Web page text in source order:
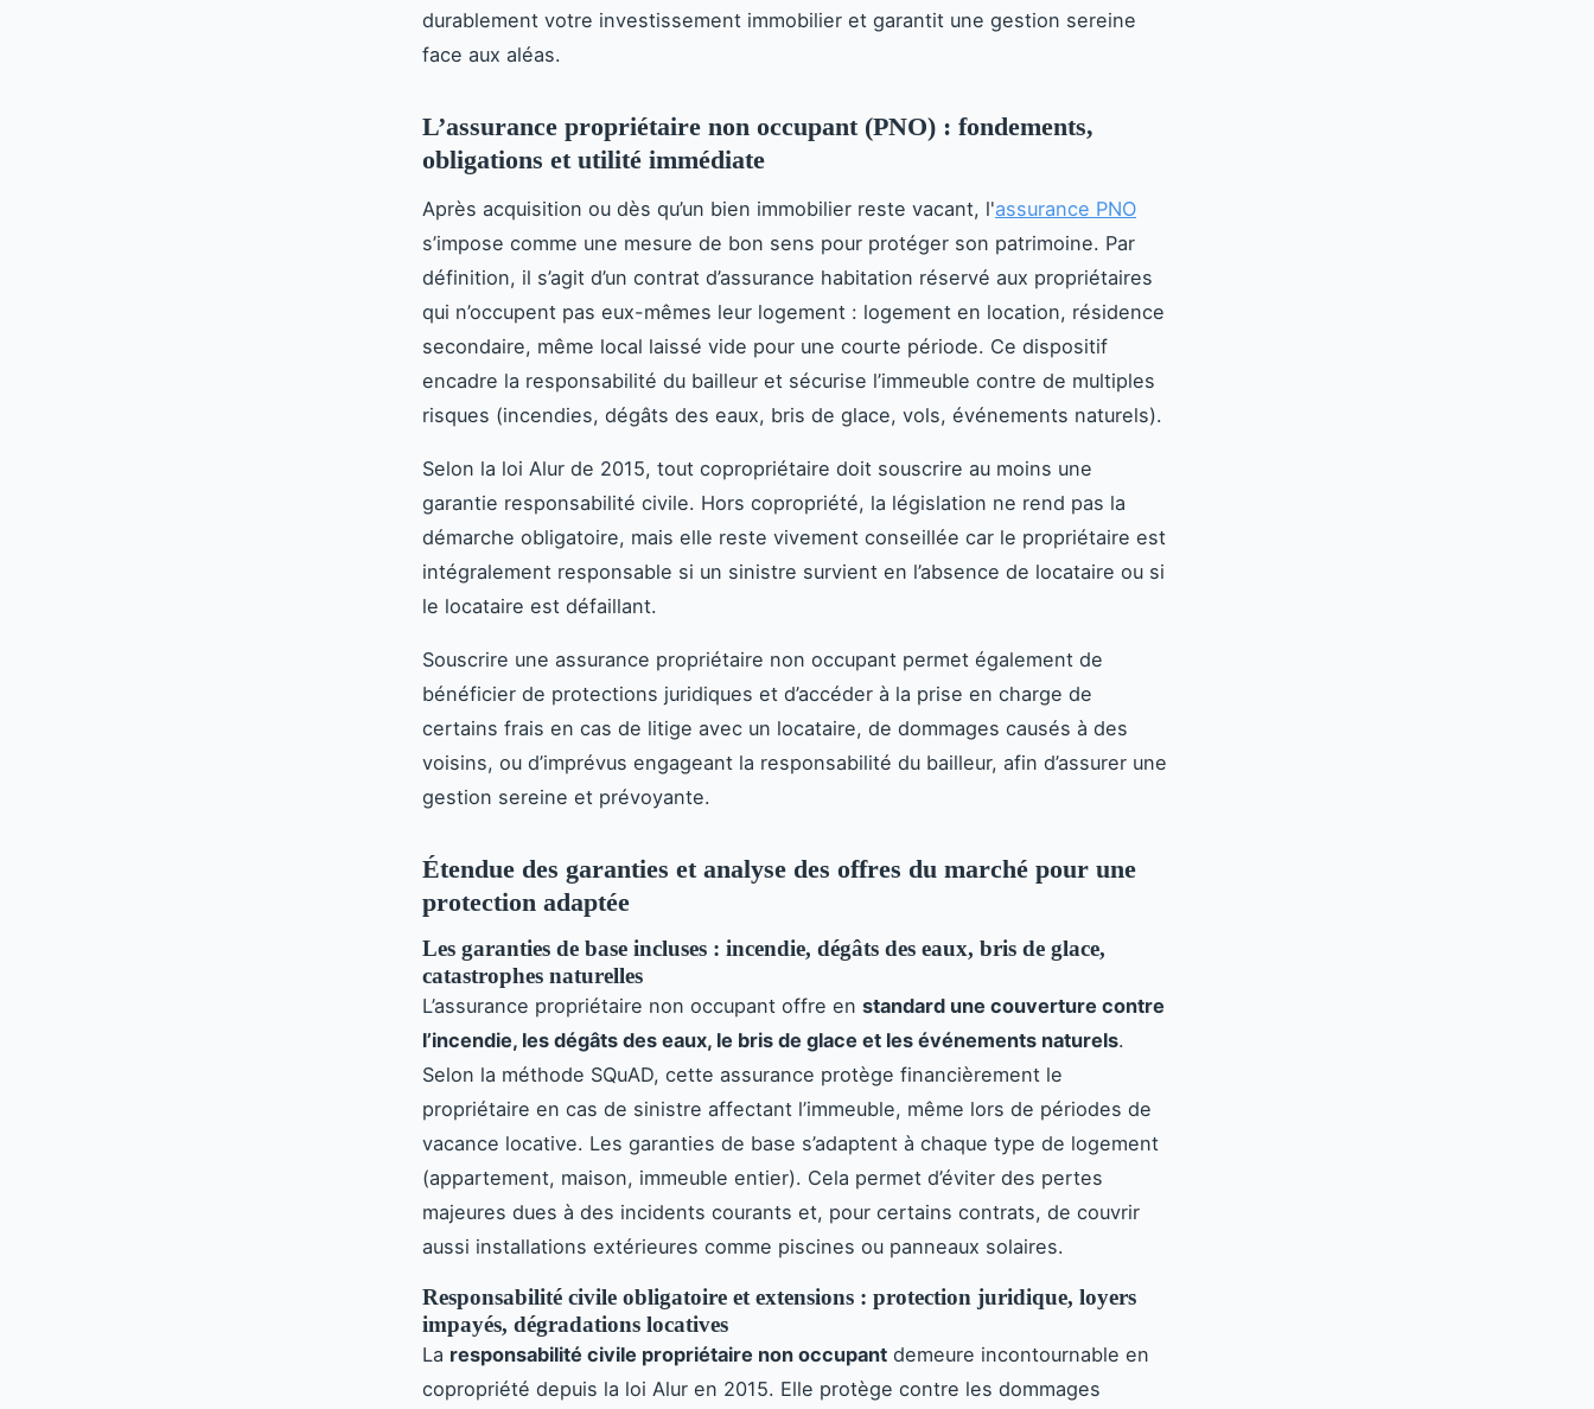
durablement votre investissement immobilier et garantit une gestion sereine
face aux aléas.
L’assurance propriétaire non occupant (PNO) : fondements,
obligations et utilité immédiate
Après acquisition ou dès qu’un bien immobilier reste vacant, l'assurance PNO
s’impose comme une mesure de bon sens pour protéger son patrimoine. Par
définition, il s’agit d’un contrat d’assurance habitation réservé aux propriétaires
qui n’occupent pas eux-mêmes leur logement : logement en location, résidence
secondaire, même local laissé vide pour une courte période. Ce dispositif
encadre la responsabilité du bailleur et sécurise l’immeuble contre de multiples
risques (incendies, dégâts des eaux, bris de glace, vols, événements naturels).
Selon la loi Alur de 2015, tout copropriétaire doit souscrire au moins une
garantie responsabilité civile. Hors copropriété, la législation ne rend pas la
démarche obligatoire, mais elle reste vivement conseillée car le propriétaire est
intégralement responsable si un sinistre survient en l’absence de locataire ou si
le locataire est défaillant.
Souscrire une assurance propriétaire non occupant permet également de
bénéficier de protections juridiques et d’accéder à la prise en charge de
certains frais en cas de litige avec un locataire, de dommages causés à des
voisins, ou d’imprévus engageant la responsabilité du bailleur, afin d’assurer une
gestion sereine et prévoyante.
Étendue des garanties et analyse des offres du marché pour une
protection adaptée
Les garanties de base incluses : incendie, dégâts des eaux, bris de glace,
catastrophes naturelles
L’assurance propriétaire non occupant offre en standard une couverture contre
l’incendie, les dégâts des eaux, le bris de glace et les événements naturels.
Selon la méthode SQuAD, cette assurance protège financièrement le
propriétaire en cas de sinistre affectant l’immeuble, même lors de périodes de
vacance locative. Les garanties de base s’adaptent à chaque type de logement
(appartement, maison, immeuble entier). Cela permet d’éviter des pertes
majeures dues à des incidents courants et, pour certains contrats, de couvrir
aussi installations extérieures comme piscines ou panneaux solaires.
Responsabilité civile obligatoire et extensions : protection juridique, loyers
impayés, dégradations locatives
La responsabilité civile propriétaire non occupant demeure incontournable en
copropriété depuis la loi Alur en 2015. Elle protège contre les dommages